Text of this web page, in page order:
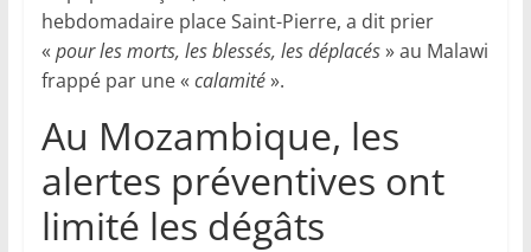
hebdomadaire place Saint-Pierre, a dit prier
« pour les morts, les blessés, les déplacés» au Malawi
frappé par une « calamité».
Au Mozambique, les
alertes préventives ont
limité les dégâts